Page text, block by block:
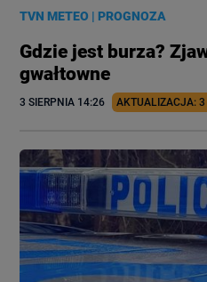
TVN METEO |PROGNOZA
Gdzie jest burza?
gwałtowne
3 SIERPNIA 14:26 AKTUALIZACJA: 3